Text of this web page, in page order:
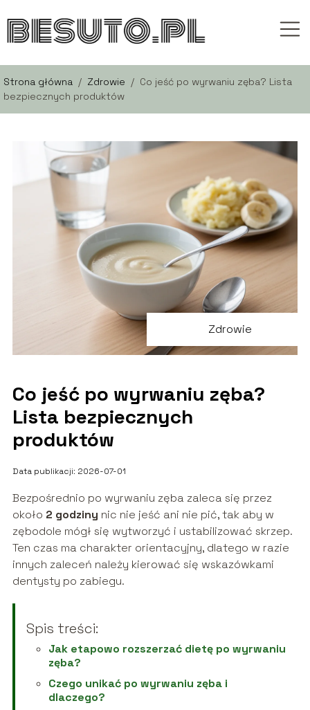
Strona główna / Zdrowie / Co jeść po wyrwaniu zęba? Lista
bezpiecznych produktów
Zdrowie
Co jeść po wyrwaniu zęba?
Lista bezpiecznych
produktów
Data publikacji: 2026-07-01
Bezpośrednio po wyrwaniu zęba zaleca się przez
około 2 godziny nic nie jeść ani nie pić, tak aby w
zębodole mógł się wytworzyć i ustabilizować skrzep.
Ten czas ma charakter orientacyjny, dlatego w razie
innych zaleceń należy kierować się wskazówkami
dentysty po zabiegu.
Spis treści:
Jak etapowo rozszerzać dietę po wyrwaniu
zęba?
Czego unikać po wyrwaniu zęba i
dlaczego?